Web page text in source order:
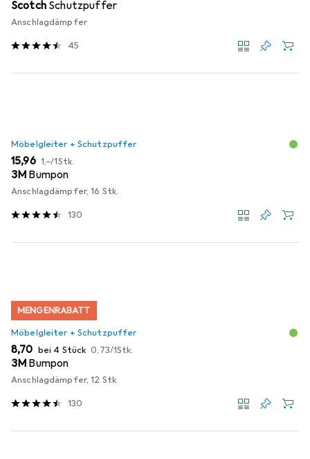
Scotch Schutzpuffer
Anschlagdämpfer
45
Möbelgleiter + Schutzpuffer
EUR
15,96 EUR
1,–/1Stk.
3M Bumpon
Anschlagdämpfer, 16 Stk.
130
MENGENRABATT
Möbelgleiter + Schutzpuffer
EUR
8,70 bei 4 Stück EUR
0,73/1Stk.
3M Bumpon
Anschlagdämpfer, 12 Stk.
130